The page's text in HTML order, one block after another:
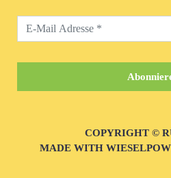
COPYRIGHT ©
MADE WITH